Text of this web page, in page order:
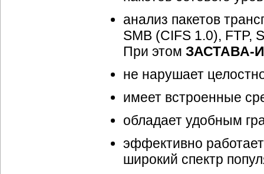
анализ пакетов
SMB (CIFS 1.0), FTP,
При этом ЗАСТАВА-
не нарушает
имеет встроенные
обладает удобным
эффективно
широкий спектр